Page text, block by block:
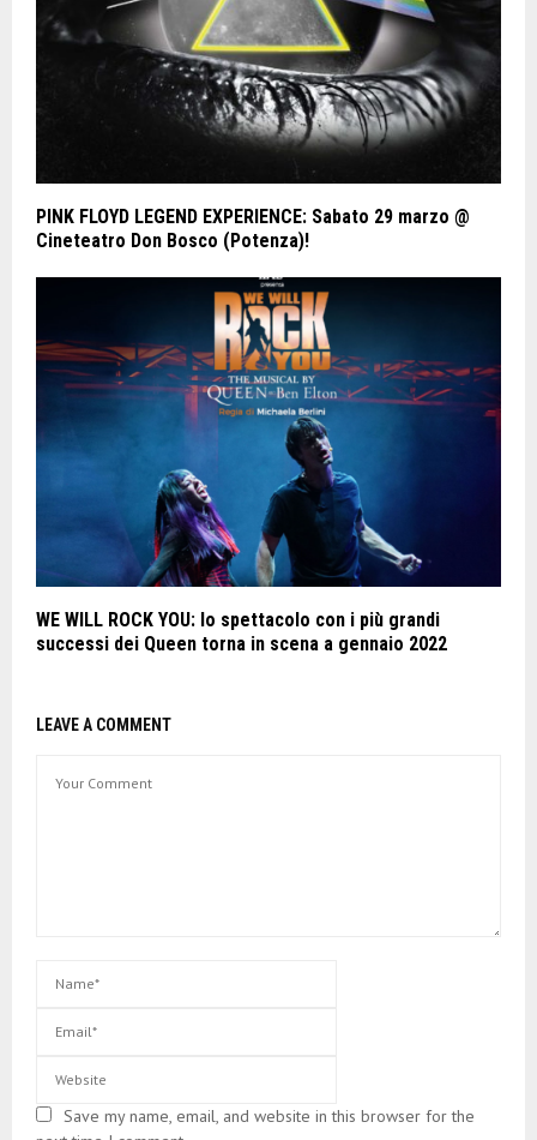
PINK FLOYD LEGEND EXPERIENCE: Sabato 29 marzo @
Cineteatro Don Bosco (Potenza)!
WE WILL ROCK YOU: lo spettacolo con i più grandi
successi dei Queen torna in scena a gennaio 2022
LEAVE A COMMENT
Save my name, email, and website in this browser for the